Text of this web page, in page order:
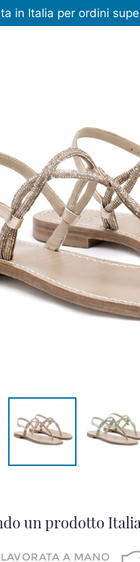
in Italia per ordini
un prodotto
A MANO